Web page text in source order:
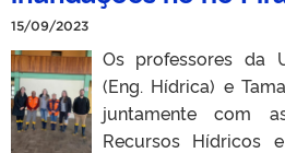
15/09/2023
Os professores da
(Eng. Hídrica) e
juntamente com
Recursos Hídricos